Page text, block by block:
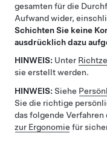
gesamten für die
Aufwand wider,
Schichten Sie keine
ausdrücklich dazu
HINWEIS: Unter
sie erstellt werden.
HINWEIS: Siehe
Sie die richtige
das folgende
zur Ergonomie für